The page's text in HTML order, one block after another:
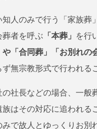
人のみで行う「家族葬
者を呼ぶ 「本葬」
を行
や「合同葬」「お別れの
無宗教形式で行われる
社長などの場合、一般
はその対応に追われる
で故人とゆっくりお別